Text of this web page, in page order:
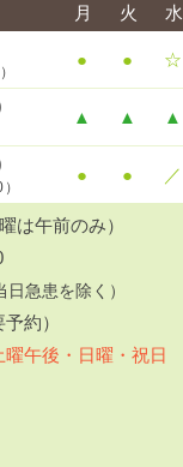
月 火 水
● ● ☆
▲ ▲ ▲
● ● ／
は午前のみ）
急患を除く）
約）
午後・日曜・祝日